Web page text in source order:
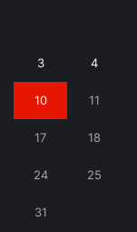
3 4
10 11
17 18
24 25
31